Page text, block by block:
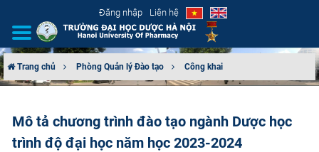
Đăng nhập Liên hệ
CƠ CẤU TỔ CHỨC
Trang chủ Phòng Quản lý Đào tạo Công khai
Mô tả chương trình đào tạo ngành Dược học
trình độ đại học năm học 2023-2024